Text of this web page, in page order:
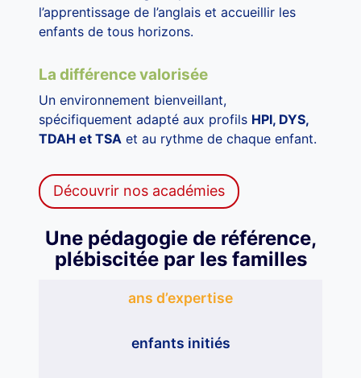
l’apprentissage de l’anglais et accueillir les
enfants de tous horizons.
La différence valorisée
Un environnement bienveillant,
spécifiquement adapté aux profils HPI, DYS,
TDAH et TSA et au rythme de chaque enfant.
Découvrir nos académies
Une pédagogie de référence,
plébiscitée par les familles
ans d’expertise
enfants initiés